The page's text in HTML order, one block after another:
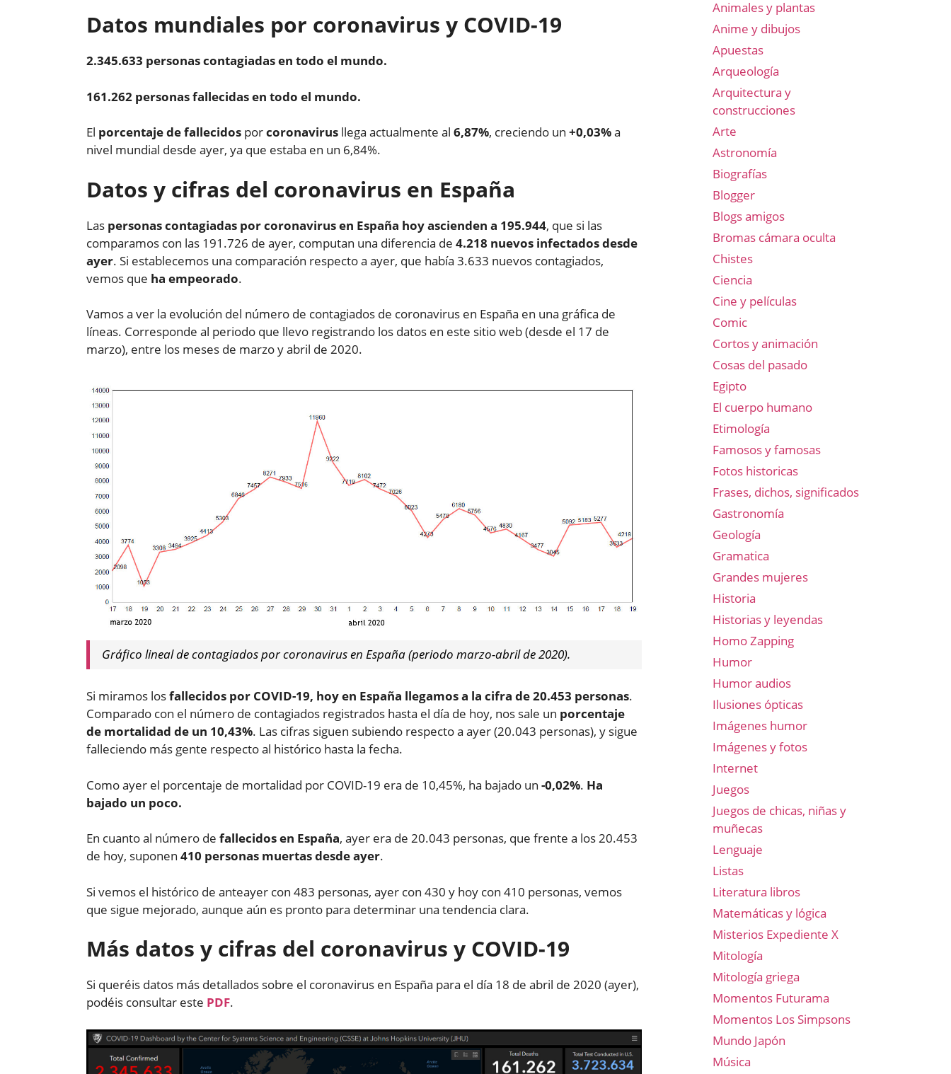
Datos mundiales por coronavirus y COVID-19
2.345.633 personas contagiadas en todo el mundo.
161.262 personas fallecidas en todo el mundo.
El porcentaje de fallecidos porcoronavirus llega actualmente al 6,87%, creciendo un +0,03%a
nivel mundial desde ayer, ya que estaba en un 6,84%.
Datos y cifras del coronavirus en España
Las personas contagiadas por coronavirus en España hoy ascienden a 195.944, que si las
comparamos con las 191.726 de ayer, computan una diferencia de 4.218 nuevos infectados desde
ayer. Si establecemos una comparación respecto a ayer, que había 3.633 nuevos contagiados,
vemos que ha empeorado.
Vamos a ver la evolución del número de contagiados de coronavirus en España en una gráfica de
líneas. Corresponde al periodo que llevo registrando los datos en este sitio web (desde el 17 de
marzo), entre los meses de marzo y abril de 2020.
Gráfico lineal de contagiados por coronavirus en España (periodo marzo-abril de 2020).
Si miramos losfallecidos por COVID-19, hoy en España llegamos a la cifra de 20.453 personas.
Comparado con el número de contagiados registrados hasta el día de hoy, nos sale un porcentaje
de mortalidad de un 10,43%. Las cifras siguen subiendo respecto a ayer (20.043 personas), y sigue
falleciendo más gente respecto al histórico hasta la fecha.
Como ayer el porcentaje de mortalidad por COVID-19 era de 10,45%, ha bajado un -0,02%. Ha
bajado un poco.
En cuanto al número de fallecidos en España, ayer era de 20.043 personas, que frente a los 20.453
de hoy, suponen 410 personas muertas desde ayer.
Si vemos el histórico de anteayer con 483 personas, ayer con 430 y hoy con 410 personas, vemos
que sigue mejorado, aunque aún es pronto para determinar una tendencia clara.
Más datos y cifras del coronavirus y COVID-19
Si queréis datos más detallados sobre el coronavirus en España para el día 18 de abril de 2020 (ayer),
podéis consultar este PDF.
Animales y plantas
Anime y dibujos
Apuestas
Arqueología
Arquitectura y
construcciones
Arte
Astronomía
Biografías
Blogger
Blogs amigos
Bromas cámara oculta
Chistes
Ciencia
Cine y películas
Comic
Cortos y animación
Cosas del pasado
Egipto
El cuerpo humano
Etimología
Famosos y famosas
Fotos historicas
Frases, dichos, significados
Gastronomía
Geología
Gramatica
Grandes mujeres
Historia
Historias y leyendas
Homo Zapping
Humor
Humor audios
Ilusiones ópticas
Imágenes humor
Imágenes y fotos
Internet
Juegos
Juegos de chicas, niñas y
muñecas
Lenguaje
Listas
Literatura libros
Matemáticas y lógica
Misterios Expediente X
Mitología
Mitología griega
Momentos Futurama
Momentos Los Simpsons
Mundo Japón
Música